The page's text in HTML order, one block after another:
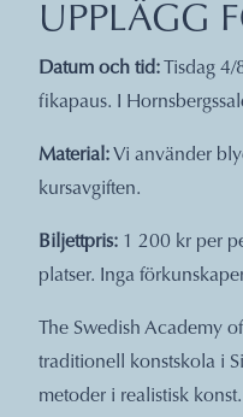
UPPLÄGG
Datum och tid: Tisdag
fikapaus. I
Material: Vi använder
kursavgiften.
Biljettpris: 1 200 kr per
platser. Inga
The Swedish Academy
traditionell konstskola i
metoder i realistisk